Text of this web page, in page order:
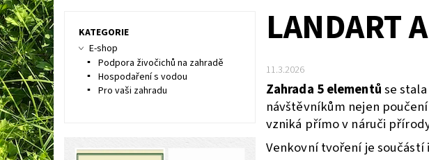
LANDART
11.3.2026
Zahrada 5 elementůse
návštěvníkům nejen
vzniká přímo v náruči
Venkovní tvoření je součástí
KATEGORIE
E-shop
Podpora živočichů na zahradě
Hospodaření s vodou
Pro vaši zahradu